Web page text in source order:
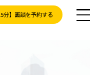
分】面談を予約する